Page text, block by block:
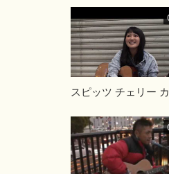
スピッツ チェリー